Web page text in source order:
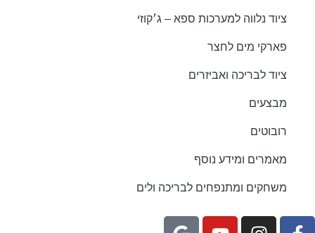
ציוד נלווה למערכות ספא – ג׳קוזי
פארקי מים לחצר
ציוד לבריכה ואביזרים
מבצעים
רובוטים
מאמרים ומידע נוסף
משחקים ומתנפחים לבריכה ולים